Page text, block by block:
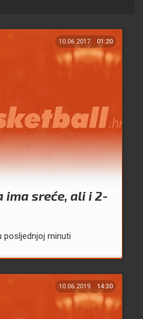
10.06.2017. 01:20
ima sreće, ali i 2-
posljednjoj minuti
10.06.2019. 14:30